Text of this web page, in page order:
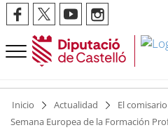
Inicio Actualidad
El
Semana Europea de la Formación